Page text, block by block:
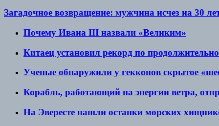
Загадочное возвращение: мужчина исчез на 30
Почему Ивана III назвали «Великим»
Китаец установил рекорд по
Ученые обнаружили у гекконов скрытое
Корабль, работающий на энергии ветра,
На Эвересте нашли останки морских